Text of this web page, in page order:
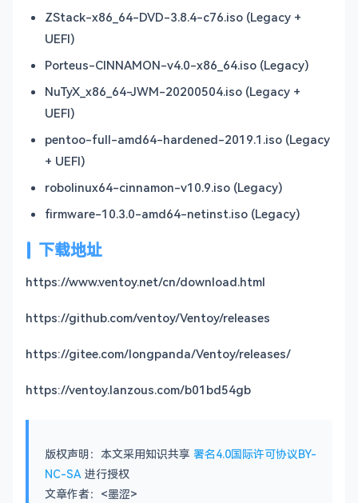
ZStack-x86_64-DVD-3.8.4-c76.iso (Legacy +
UEFI)
Porteus-CINNAMON-v4.0-x86_64.iso (Legacy)
NuTyX_x86_64-JWM-20200504.iso (Legacy +
UEFI)
pentoo-full-amd64-hardened-2019.1.iso (Legacy
+ UEFI)
robolinux64-cinnamon-v10.9.iso (Legacy)
firmware-10.3.0-amd64-netinst.iso (Legacy)
下载地址
https://www.ventoy.net/cn/download.html
https://github.com/ventoy/Ventoy/releases
https://gitee.com/longpanda/Ventoy/releases/
https://ventoy.lanzous.com/b01bd54gb
版权声明：本文采用知识共享 署名4.0国际许可协议BY-
NC-SA 进行授权
文章作者：<墨涩>